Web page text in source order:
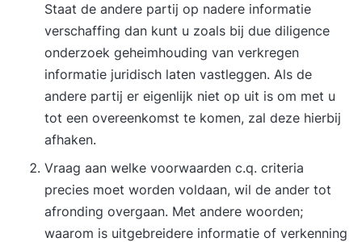
Staat de andere partij op nadere informatie
verschaffing dan kunt u zoals bij due diligence
onderzoek geheimhouding van verkregen
informatie juridisch laten vastleggen. Als de
andere partij er eigenlijk niet op uit is om met u
tot een overeenkomst te komen, zal deze hierbij
afhaken.
Vraag aan welke voorwaarden c.q. criteria
precies moet worden voldaan, wil de ander tot
afronding overgaan. Met andere woorden;
waarom is uitgebreidere informatie of verkenning